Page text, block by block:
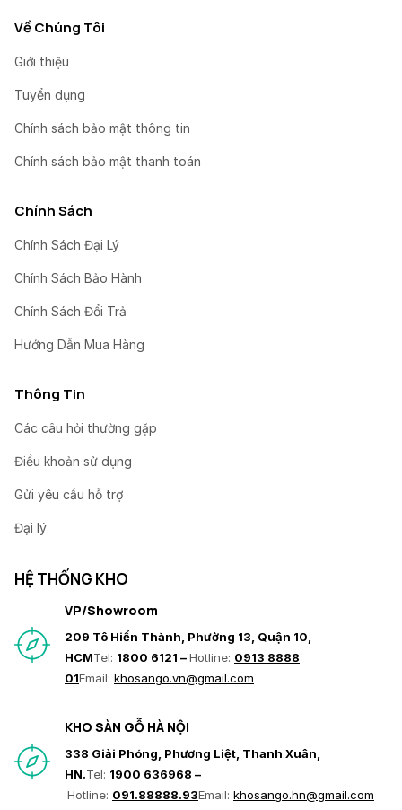
Về Chúng Tôi
Giới thiệu
Tuyển dụng
Chính sách bảo mật thông tin
Chính sách bảo mật thanh toán
Chính Sách
Chính Sách Đại Lý
Chính Sách Bảo Hành
Chính Sách Đổi Trả
Hướng Dẫn Mua Hàng
Thông Tin
Các câu hỏi thường gặp
Điều khoản sử dụng
Gửi yêu cầu hỗ trợ
Đại lý
HỆ THỐNG KHO
VP/Showroom
209 Tô Hiến Thành, Phường 13, Quận 10,
HCMTel: 1800 6121 –Hotline: 0913 8888
01Email: khosango.vn@gmail.com
KHO SÀN GỖ HÀ NỘI
338 Giải Phóng, Phương Liệt, Thanh Xuân,
HN.Tel: 1900 636968 –
Hotline: 091.88888.93Email: khosango.hn@gmail.com